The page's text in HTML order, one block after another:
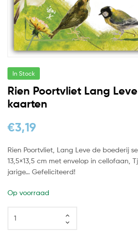
In Stock
Rien Poortvliet Lang
kaarten
€3,19
Rien Poortvliet, Lang Leve de boederij
13,5×13,5 cm met envelop in cellofaan,
jarige… Gefeliciteerd!
Op voorraad